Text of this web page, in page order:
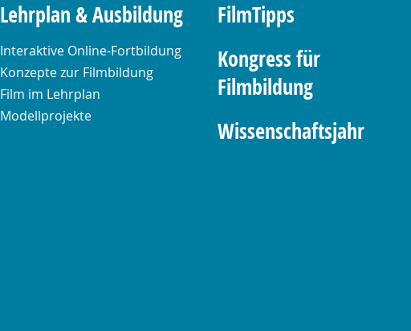
Lehrplan & Ausbildung
Interaktive Online-Fortbildung
Konzepte zur Filmbildung
Film im Lehrplan
Modellprojekte
FilmTipps
Kongress für
Filmbildung
Wissenschaftsjahr